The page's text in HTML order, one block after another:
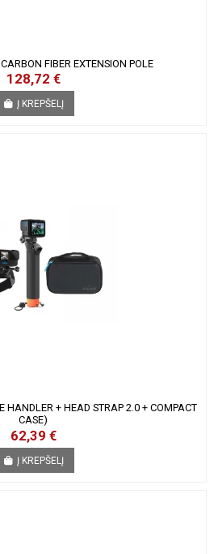
FIBER EXTENSION POLE
128,72 €
Į KREPŠELĮ
HANDLER + HEAD STRAP 2.0 + COMPACT
CASE)
62,39 €
Į KREPŠELĮ